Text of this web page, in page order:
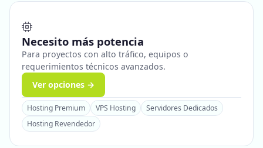
Necesito más potencia
Para proyectos con alto tráfico, equipos o
requerimientos técnicos avanzados.
Ver opciones →
Hosting Premium VPS Hosting
Servidores Dedicados
Hosting Revendedor